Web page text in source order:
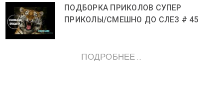
ПОДБОРКА ПРИКОЛОВ СУПЕР
ПРИКОЛЫ/СМЕШНО ДО СЛЕЗ # 45
ПОДРОБНЕЕ ...